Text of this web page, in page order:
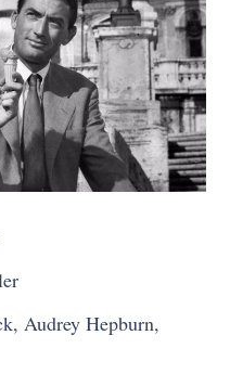
Audrey Hepburn,